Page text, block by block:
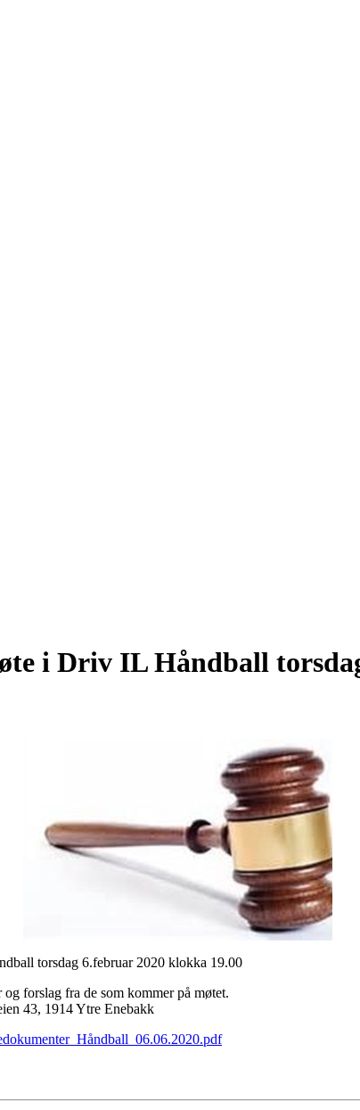
i Driv IL Håndball
torsdag 6.februar 2020 klokka 19.00
forslag fra de som kommer på møtet.
43, 1914 Ytre Enebakk